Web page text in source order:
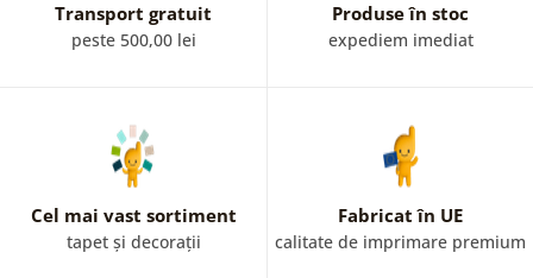
Transport gratuit
peste 500,00 lei
Produse în stoc
expediem imediat
Cel mai vast sortiment
tapet și decorații
Fabricat în UE
calitate de imprimare premium